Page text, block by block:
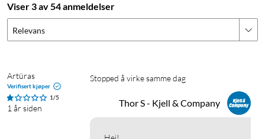
Viser 3 av 54 anmeldelser
Relevans
Artüras
Verifisert kjøper
1/5
1 år siden
Stopped å virke samme dag
Thor S - Kjell & Company